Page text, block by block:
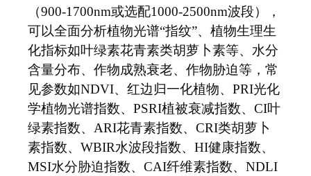
（900-1700nm或选配1000-2500nm波段），
可以全面分析植物光谱“指纹”、植物生理生
化指标如叶绿素花青素类胡萝卜素等、水分
含量分布、作物成熟衰老、作物胁迫等，常
见参数如NDVI、红边归一化植物、PRI光化
学植物光谱指数、PSRI植被衰减指数、CI叶
绿素指数、ARI花青素指数、CRI类胡萝卜
素指数、WBIR水波段指数、HI健康指数、
MSI水分胁迫指数、CAI纤维素指数、NDLI